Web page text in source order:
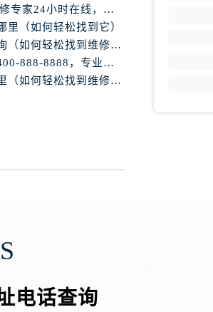
23层2326室（需提前预约）
）
北京市BRM手表维修中心电话（维修专家24小时在线，服务周到）
里（如何轻松找到它）
上海市爱其华手表维修中心地址查询（如何轻松找到维修点）
南京市劳特莱手表维修中心电话（400-888-8888，专业维修，值得信赖）
南京市宝珀手表维修中心地址在哪里（如何轻松找到维修点）
电话查询